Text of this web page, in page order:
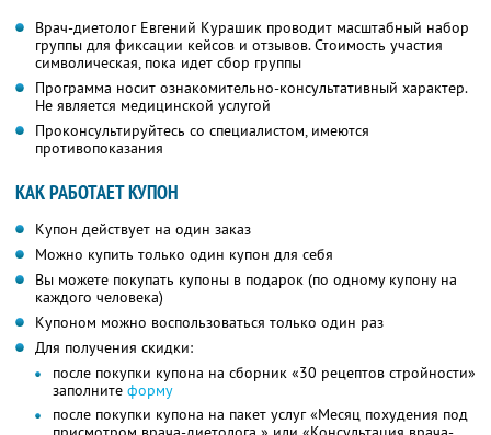
Врач-диетолог Евгений Курашик проводит масштабный набор
группы для фиксации кейсов и отзывов. Стоимость участия
символическая, пока идет сбор группы
Программа носит ознакомительно-консультативный характер.
Не является медицинской услугой
Проконсультируйтесь со специалистом, имеются
противопоказания
КАК РАБОТАЕТ КУПОН
Купон действует на один заказ
Можно купить только один купон для себя
Вы можете покупать купоны в подарок (по одному купону на
каждого человека)
Купоном можно воспользоваться только один раз
Для получения скидки:
после покупки купона на сборник «30 рецептов стройности»
заполните форму
после покупки купона на пакет услуг «Месяц похудения под